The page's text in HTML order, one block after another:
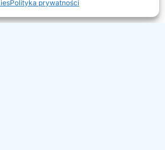
Polityka prywatności